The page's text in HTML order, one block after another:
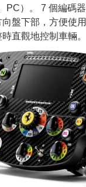
PC）。 7 個編碼
盤下部，方便使
直觀地控制車輛。